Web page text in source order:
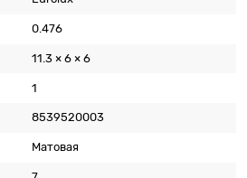
0.476
11.3 × 6 × 6
1
8539520003
Матовая